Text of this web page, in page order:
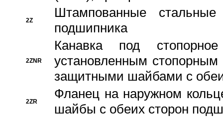
2Z
Штампованные
подшипника
2ZNR
Канавка под
установленным
защитными шайбами с
2ZR
Фланец на наружном
шайбы с обеих сторон